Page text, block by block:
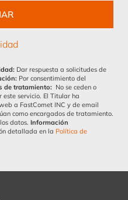
Dar respuesta a solicitudes de
Por consentimiento del
de tratamiento: No se ceden o
servicio. El Titular ha
a FastComet INC y de email
como encargados de tratamiento.
datos. Información
detallada en la Política de